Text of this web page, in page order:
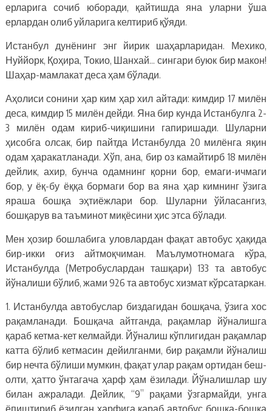
ерларига сочиб юборади, қайтишда яна уларни ўша
ерлардан олиб уйларига келтириб қўяди.
Истанбул дунёнинг энг йирик шаҳарларидан. Мехико,
Нуййорк, Қоҳира, Токио, Шанхай… сингари буюк бир макон!
Шаҳар-мамлакат деса ҳам бўлади.
Аҳолиси сонини ҳар ким ҳар хил айтади: кимдир 17 милён
деса, кимдир 15 милён дейди. Яна бир кунда Истанбулга 2-
3 милён одам кириб-чиқишини гапиришади. Шуларни
ҳисобга олсак, бир пайтда Истанбулда 20 милёнга яқин
одам ҳаракатланади. Хўп, ана, бир оз камайтирб 18 милён
дейлик, ахир, бунча одамнинг қорни бор, емаги-ичмаги
бор, у ёқ-бу ёққа бормаги бор ва яна ҳар кимнинг ўзига
яраша бошқа эҳтиёжлари бор. Шуларни ўйласангиз,
бошқарув ва таъминот миқёсини ҳис этса бўлади.
Мен ҳозир бошлабига уловлардан фақат автобус ҳақида
бир-икки оғиз айтмоқчиман. Маълумотномага кўра,
Истанбулда (Метробуслардан ташқари) 133 та автобус
йўналиши бўлиб, жами 926 та автобус хизмат кўрсатаркан.
1. Истанбулда автобуслар биздагидан бошқача, ўзига хос
рақамланади. Бошқача айтганда, рақамлар йўналишга
қараб кетма-кет келмайди. Йўналиш кўплигидан рақамлар
катта бўлиб кетмасин дейилганми, бир рақамли йўналиш
бир нечта бўлиши мумкин, фақат улар рақам ортидан беш-
олти, ҳатто ўнтагача ҳарф ҳам ёзилади. Йўналишлар шу
билан ажралади. Дейлик, “9” рақами ўзгармайди, унга
ёпиштириб ёзилган ҳарфига қараб автобус бошқа-бошқа